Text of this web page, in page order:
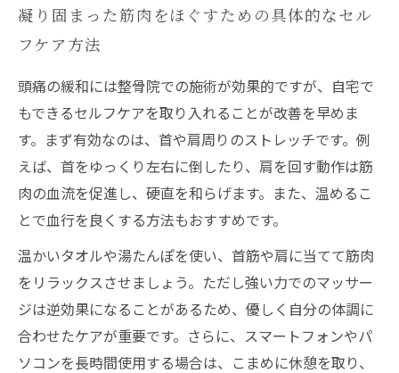
凝り固まった筋肉をほぐすための具体的なセル
フケア方法
頭痛の緩和には整骨院での施術が効果的ですが、自宅で
もできるセルフケアを取り入れることが改善を早めま
す。まず有効なのは、首や肩周りのストレッチです。例
えば、首をゆっくり左右に倒したり、肩を回す動作は筋
肉の血流を促進し、硬直を和らげます。また、温めるこ
とで血行を良くする方法もおすすめです。
温かいタオルや湯たんぽを使い、首筋や肩に当てて筋肉
をリラックスさせましょう。ただし強い力でのマッサー
ジは逆効果になることがあるため、優しく自分の体調に
合わせたケアが重要です。さらに、スマートフォンやパ
ソコンを長時間使用する場合は、こまめに休憩を取り、